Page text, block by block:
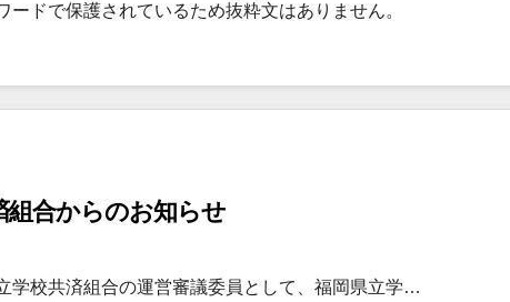
ードで保護されているため抜粋文はありません。
組合からのお知らせ
学校共済組合の運営審議委員として、福岡県立学…